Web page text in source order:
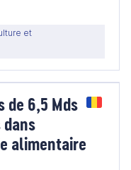
et
6,5 Mds EUR
alimentaire